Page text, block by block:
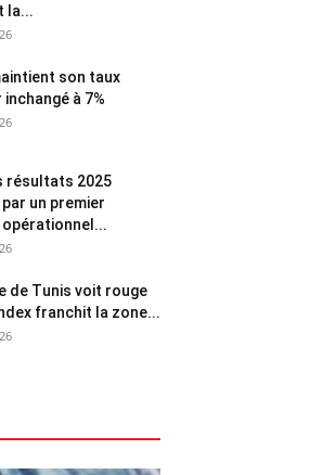
la...
son taux
à 7%
résultats 2025
un premier
de Tunis voit rouge
franchit la zone...